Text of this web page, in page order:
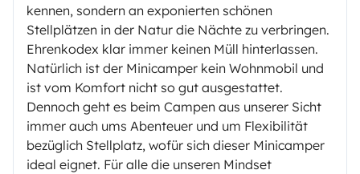
kennen, sondern an exponierten schönen
Stellplätzen in der Natur die Nächte zu verbringen.
Ehrenkodex klar immer keinen Müll hinterlassen.
Natürlich ist der Minicamper kein Wohnmobil und
ist vom Komfort nicht so gut ausgestattet.
Dennoch geht es beim Campen aus unserer Sicht
immer auch ums Abenteuer und um Flexibilität
bezüglich Stellplatz, wofür sich dieser Minicamper
ideal eignet. Für alle die unseren Mindset